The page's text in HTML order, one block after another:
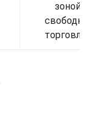
зоной
свободной
торговли